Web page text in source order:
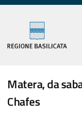
Matera, da
Chafes